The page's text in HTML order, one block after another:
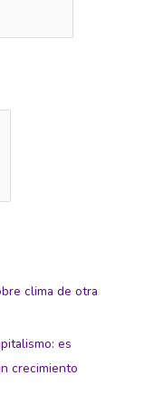
clima de otra
es
crecimiento